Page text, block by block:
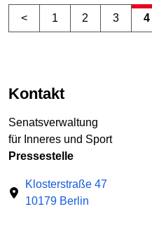
< 1 2 3 4
Kontakt
Senatsverwaltung
für Inneres und Sport
Pressestelle
Klosterstraße 47
10179 Berlin